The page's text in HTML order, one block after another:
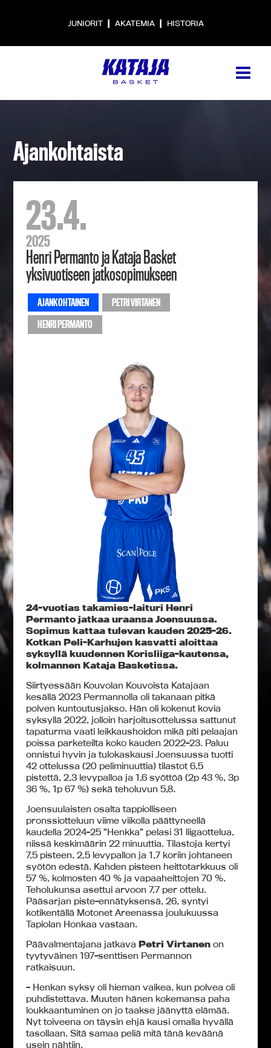
JUNIORIT | AKATEMIA | HISTORIA
Ajankohtaista
23.4.
2025
Henri Permanto ja Kataja Basket
yksivuotiseen jatkosopimukseen
AJANKOHTAINEN
PETRI VIRTANEN
HENRI PERMANTO
24-vuotias takamies-laituri Henri
Permanto jatkaa uraansa Joensuussa.
Sopimus kattaa tulevan kauden 2025-26.
Kotkan Peli-Karhujen kasvatti aloittaa
syksyllä kuudennen Korisliiga-kautensa,
kolmannen Kataja Basketissa.
Siirtyessään Kouvolan Kouvoista Katajaan
kesällä 2023 Permannolla oli takanaan pitkä
polven kuntoutusjakso. Hän oli kokenut kovia
syksyllä 2022, jolloin harjoitusottelussa sattunut
tapaturma vaati leikkaushoidon mikä piti pelaajan
poissa parketeilta koko kauden 2022-23. Paluu
onnistui hyvin ja tulokaskausi Joensuussa tuotti
42 ottelussa (20 peliminuuttia) tilastot 6,5
pistettä, 2,3 levypalloa ja 1,6 syöttöä (2p 43 %, 3p
36 %, 1p 67 %) sekä teholuvun 5,8.
Joensuulaisten osalta tappiolliseen
pronssiotteluun viime viikolla päättyneellä
kaudella 2024-25 ”Henkka” pelasi 31 liigaottelua,
niissä keskimäärin 22 minuuttia. Tilastoja kertyi
7,5 pisteen, 2,5 levypallon ja 1,7 koriin johtaneen
syötön edestä. Kahden pisteen heittotarkkuus oli
57 %, kolmosten 40 % ja vapaaheittojen 70 %.
Teholukunsa asettui arvoon 7,7 per ottelu.
Pääsarjan piste-ennätyksensä, 26, syntyi
kotikentällä Motonet Areenassa joulukuussa
Tapiolan Honkaa vastaan.
Päävalmentajana jatkavaPetri Virtanen on
tyytyväinen 197-senttisen Permannon
ratkaisuun.
– Henkan syksy oli hieman vaikea, kun polvea oli
puhdistettava. Muuten hänen kokemansa paha
loukkaantuminen on jo taakse jäänyttä elämää.
Nyt toiveena on täysin ehjä kausi omalla hyvällä
tasollaan. Sitä samaa peliä mitä tänä keväänä
usein nähtiin.